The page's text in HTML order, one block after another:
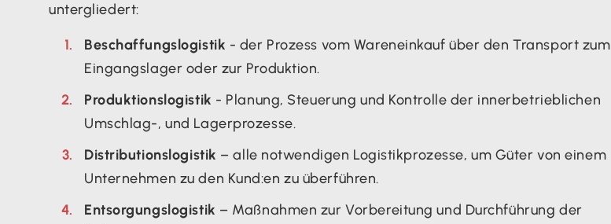
untergliedert:
Beschaffungslogistik - der Prozess vom Wareneinkauf über den Transport zum
Eingangslager oder zur Produktion.
Produktionslogistik - Planung, Steuerung und Kontrolle der innerbetrieblichen
Umschlag-, und Lagerprozesse.
Distributionslogistik – alle notwendigen Logistikprozesse, um Güter von einem
Unternehmen zu den Kund:en zu überführen.
Entsorgungslogistik – Maßnahmen zur Vorbereitung und Durchführung der